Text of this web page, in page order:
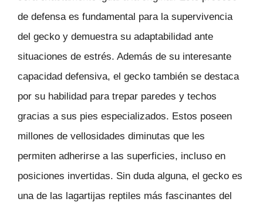
de defensa es fundamental para la supervivencia
del gecko y demuestra su adaptabilidad ante
situaciones de estrés. Además de su interesante
capacidad defensiva, el gecko también se destaca
por su habilidad para trepar paredes y techos
gracias a sus pies especializados. Estos poseen
millones de vellosidades diminutas que les
permiten adherirse a las superficies, incluso en
posiciones invertidas. Sin duda alguna, el gecko es
una de las lagartijas reptiles más fascinantes del